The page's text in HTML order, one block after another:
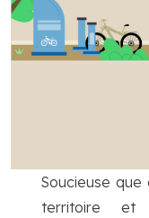
Soucieuse
territoire et